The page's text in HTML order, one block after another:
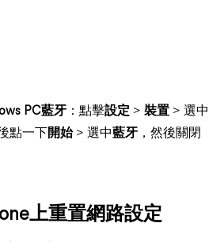
PC藍牙 ：點擊設定 > 裝置 > 選中
點一下 開始> 選中藍牙 ，然後關閉
上重置網路設定